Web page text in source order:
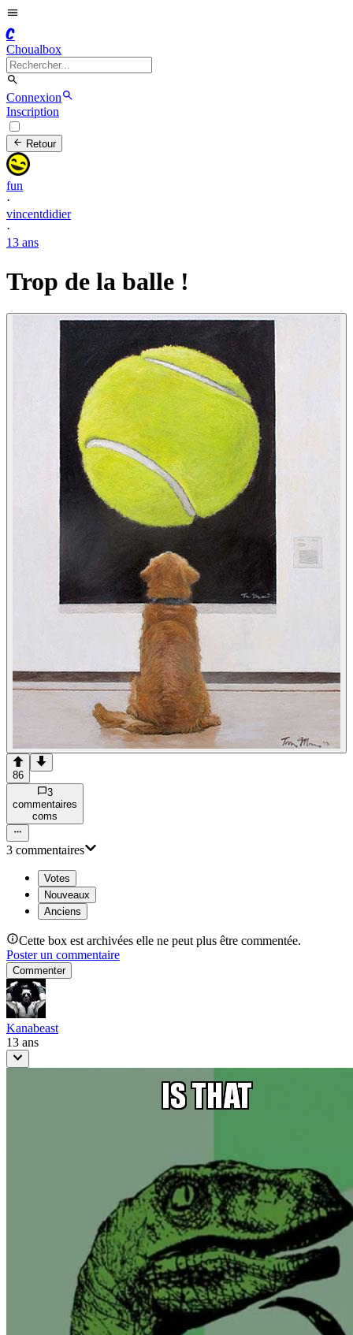
C
Choualbox
Connexion
Inscription
Retour
fun
·
vincentdidier
·
13 ans
Trop de la balle !
86
3
commentaires
coms
3 commentaires
Votes
Nouveaux
Anciens
Cette box est archivées elle ne peut plus être commentée.
Poster un commentaire
Commenter
Kanabeast
13 ans